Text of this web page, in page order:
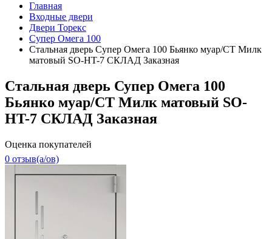
Главная
Входные двери
Двери Торекс
Супер Омега 100
Стальная дверь Супер Омега 100 Бьянко муар/СТ Милк
матовый SO-HT-7 СКЛАД Заказная
Стальная дверь Супер Омега 100
Бьянко муар/СТ Милк матовый SO-
HT-7 СКЛАД Заказная
Оценка покупателей
0 отзыв(a/ов)